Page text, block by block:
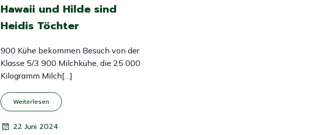
Hawaii und Hilde sind
Heidis Töchter
900 Kühe bekommen Besuch von der
Klasse 5/3 900 Milchkühe, die 25 000
Kilogramm Milch[…]
Weiterlesen
22 Juni 2024